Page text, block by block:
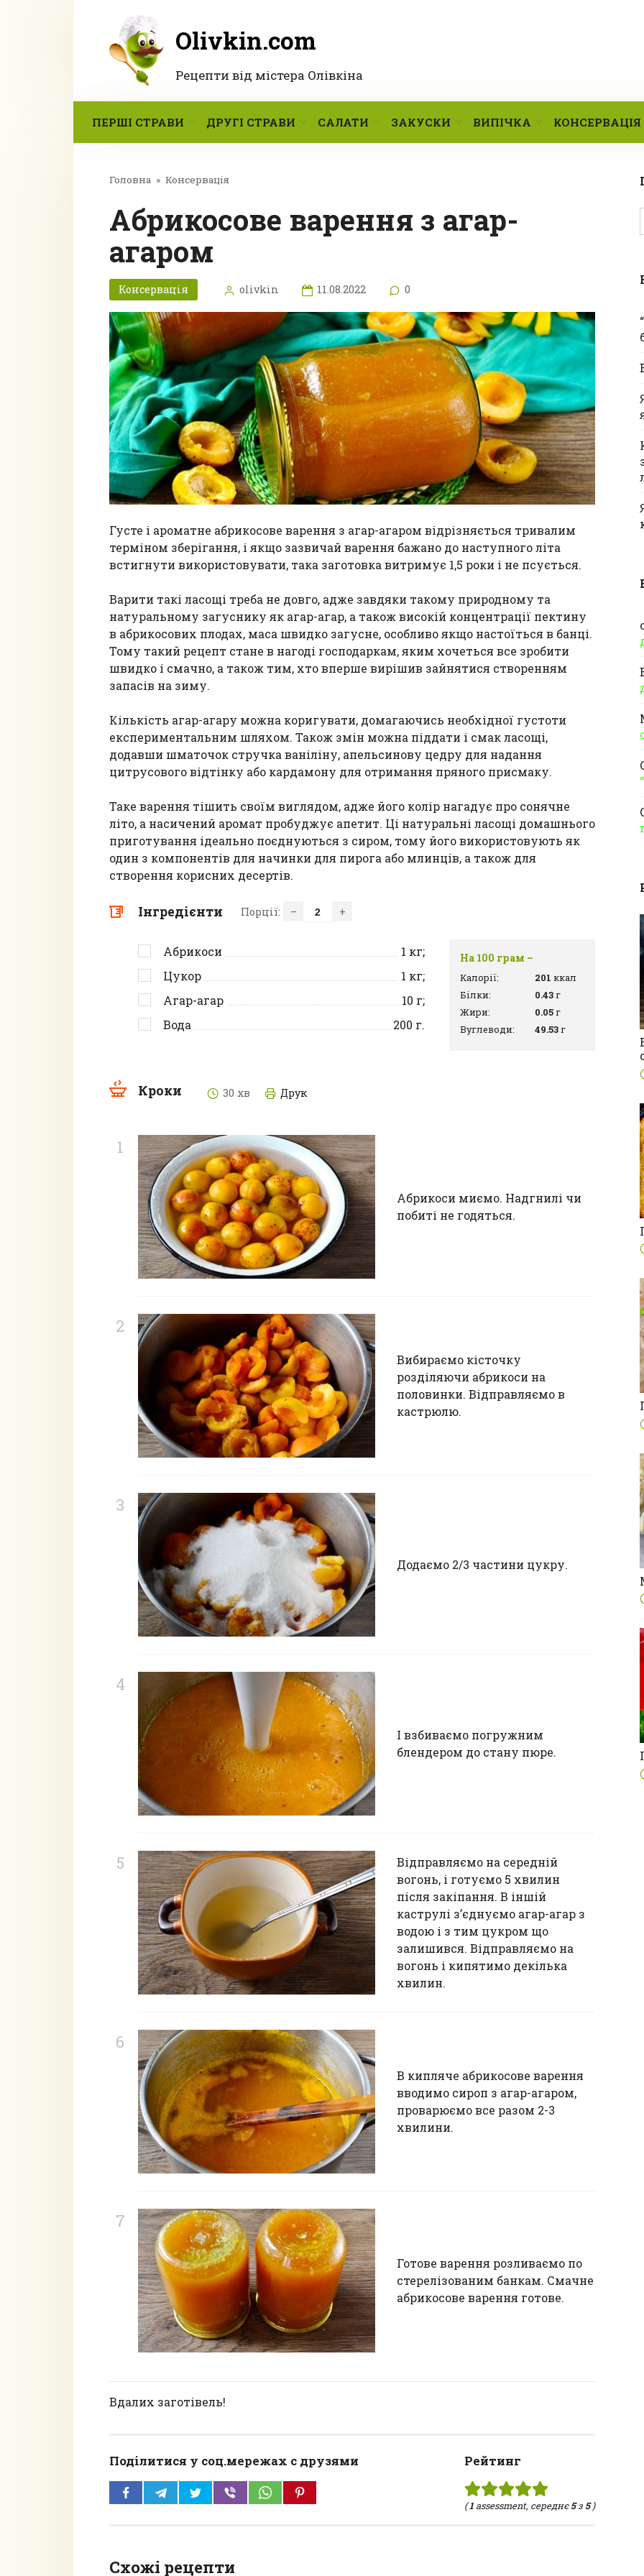
Olivkin.com
Рецепти від містера Олівкіна
ПЕРШІ СТРАВИ ДРУГІ СТРАВИ САЛАТИ ЗАКУСКИ ВИПІЧКА КОНСЕРВАЦІЯ
Головна » Консервація
Абрикосове варення з агар-
агаром
Консервація olivkin 11.08.2022 0
Густе і ароматне абрикосове варення з агар-агаром відрізняється тривалим
терміном зберігання, і якщо зазвичай варення бажано до наступного літа
встигнути використовувати, така заготовка витримує 1,5 роки і не псується.
Варити такі ласощі треба не довго, адже завдяки такому природному та
натуральному загуснику як агар-агар, а також високій концентрації пектину
в абрикосових плодах, маса швидко загусне, особливо якщо настоїться в банці.
Тому такий рецепт стане в нагоді господаркам, яким хочеться все зробити
швидко і смачно, а також тим, хто вперше вирішив зайнятися створенням
запасів на зиму.
Кількість агар-агару можна коригувати, домагаючись необхідної густоти
експериментальним шляхом. Також змін можна піддати і смак ласощі,
додавши шматочок стручка ваніліну, апельсинову цедру для надання
цитрусового відтінку або кардамону для отримання пряного присмаку.
Таке варення тішить своїм виглядом, адже його колір нагадує про сонячне
літо, а насичений аромат пробуджує апетит. Ці натуральні ласощі домашнього
приготування ідеально поєднуються з сиром, тому його використовують як
один з компонентів для начинки для пирога або млинців, а також для
створення корисних десертів.
Інгредієнти Порції: – +
Абрикоси 1 кг;
Цукор
1 кг;
Агар-агар
10 г;
Вода
200 г.
На 100 грам –
Калорії: 201 ккал
Білки:
0.43г
Жири:
0.05г
Вуглеводи:
49.53г
Кроки 30 хв Друк
Абрикоси миємо. Надгнилі чи
побиті не годяться.
Вибираємо кісточку
розділяючи абрикоси на
половинки. Відправляємо в
кастрюлю.
Додаємо 2/3 частини цукру.
І взбиваємо погружним
блендером до стану пюре.
Відправляємо на середній
вогонь, і готуємо 5 хвилин
після закіпання. В іншій
каструлі з’єднуємо агар-агар з
водою і з тим цукром що
залишився. Відправляємо на
вогонь і кипятимо декілька
хвилин.
В кипляче абрикосове варення
вводимо сироп з агар-агаром,
проварюємо все разом 2-3
хвилини.
Готове варення розливаємо по
стерелізованим банкам. Смачне
абрикосове варення готове.
Вдалих заготівель!
Поділитися у соц.мережах с друзями Рейтинг
(1 assessment, середнє5з 5)
Схожі рецепти